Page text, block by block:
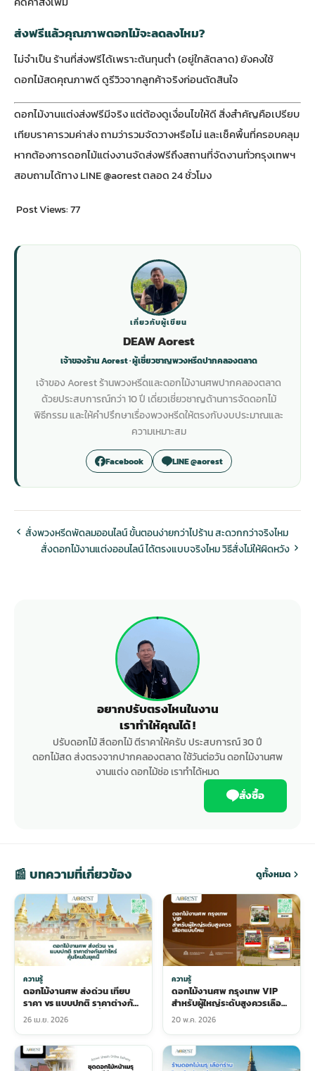
ส่งฟรีแล้วคุณภาพดอกไม้จะลดลงไหม?
ไม่จำเป็น ร้านที่ส่งฟรีได้เพราะต้นทุนต่ำ (อยู่ใกล้ตลาด) ยังคงใช้
ดอกไม้สดคุณภาพดี ดูรีวิวจากลูกค้าจริงก่อนตัดสินใจ
ดอกไม้งานแต่งส่งฟรีมีจริง แต่ต้องดูเงื่อนไขให้ดี สิ่งสำคัญคือเปรียบ
เทียบราคารวมค่าส่ง ถามว่ารวมจัดวางหรือไม่ และเช็คพื้นที่ครอบคลุม
หากต้องการดอกไม้แต่งงานจัดส่งฟรีถึงสถานที่จัดงานทั่วกรุงเทพฯ
สอบถามได้ทาง LINE @aorest ตลอด 24 ชั่วโมง
Post Views:77
เกี่ยวกับผู้เขียน
DEAW Aorest
เจ้าของร้าน Aorest · ผู้เชี่ยวชาญพวงหรีดปากคลองตลาด
เจ้าของ Aorest ร้านพวงหรีดและดอกไม้งานศพปากคลองตลาด
ด้วยประสบการณ์กว่า 10 ปี เดี่ยวเชี่ยวชาญด้านการจัดดอกไม้
พิธีกรรม และให้คำปรึกษาเรื่องพวงหรีดให้ตรงกับงบประมาณและ
ความเหมาะสม
Facebook LINE @aorest
สั่งพวงหรีดพัดลมออนไลน์ ขั้นตอนง่ายกว่าไปร้าน สะดวกกว่าจริงไหม
สั่งดอกไม้งานแต่งออนไลน์ ได้ตรงแบบจริงไหม วิธีสั่งไม่ให้ผิดหวัง
อยากปรับตรงไหนในงาน
เราทำให้คุณได้ !
ปรับดอกไม้ สีดอกไม้ ตีราคาให้ครับ ประสบการณ์ 30 ปี
ดอกไม้สด ส่งตรงจากปากคลองตลาด ใช้วันต่อวัน ดอกไม้งานศพ
งานแต่ง ดอกไม้ช่อ เราทำได้หมด
สั่งซื้อ
📰 บทความที่เกี่ยวข้อง ดูทั้งหมด
ความรู้
ดอกไม้งานศพ ส่งด่วน เทียบ
ราคา vs แบบปกติ ราคาต่างกัน
เท่าไหร่ คุ้มไหมในยุคนี้
26 เม.ย. 2026
ความรู้
ดอกไม้งานศพ กรุงเทพ VIP
สำหรับผู้ใหญ่ระดับสูงควรเลือก
แบบไหน
20 พ.ค. 2026